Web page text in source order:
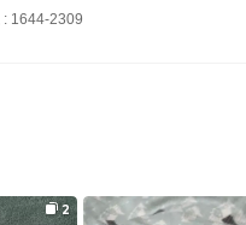
: 1644-2309